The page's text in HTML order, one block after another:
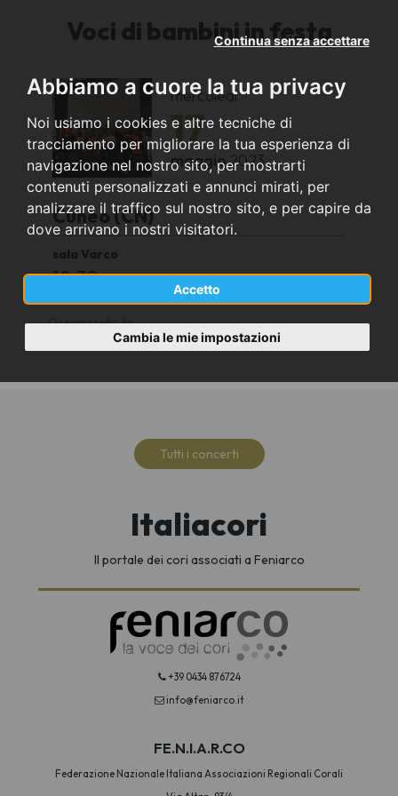
Abbiamo a cuore la tua privacy
Noi usiamo i cookies e altre tecniche di
tracciamento per migliorare la tua esperienza di
navigazione nel nostro sito, per mostrarti
contenuti personalizzati e annunci mirati, per
analizzare il traffico sul nostro sito, e per capire da
dove arrivano i nostri visitatori.
Accetto
Continua senza accettare
Cambia le mie impostazioni
Voci di bambini in festa
mercoledì
17
maggio2023
Cuneo (CN)
sala Varco
18.30
Organizzato da
Le Semicrome
Tutti i concerti
Italiacori
Il portale dei cori associati a Feniarco
+39 0434 876724
info@feniarco.it
FE.N.I.A.R.CO
Federazione Nazionale Italiana Associazioni Regionali Corali